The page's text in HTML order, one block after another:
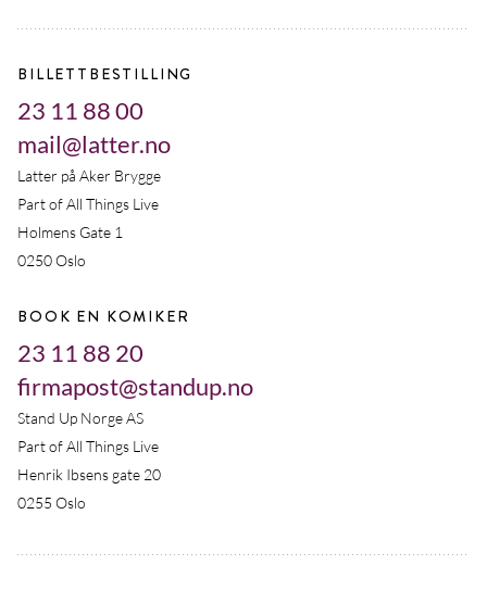
BILLETTBESTILLING
23 11 88 00
mail@latter.no
Latter på Aker Brygge
Part of All Things Live
Holmens Gate 1
0250 Oslo
BOOK EN KOMIKER
23 11 88 20
firmapost@standup.no
Stand Up Norge AS
Part of All Things Live
Henrik Ibsens gate 20
0255 Oslo